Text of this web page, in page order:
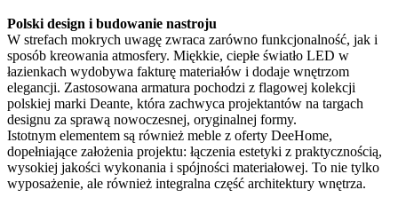
Polski design i budowanie nastroju
W strefach mokrych uwagę zwraca zarówno funkcjonalność, jak i
sposób kreowania atmosfery. Miękkie, ciepłe światło LED w
łazienkach wydobywa fakturę materiałów i dodaje wnętrzom
elegancji. Zastosowana armatura pochodzi z flagowej kolekcji
polskiej marki Deante, która zachwyca projektantów na targach
designu za sprawą nowoczesnej, oryginalnej formy.
Istotnym elementem są również meble z oferty DeeHome,
dopełniające założenia projektu: łączenia estetyki z praktycznością,
wysokiej jakości wykonania i spójności materiałowej. To nie tylko
wyposażenie, ale również integralna część architektury wnętrza.